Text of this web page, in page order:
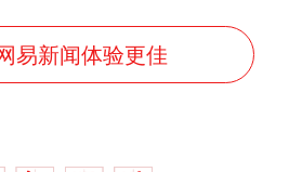
易新闻体验更佳